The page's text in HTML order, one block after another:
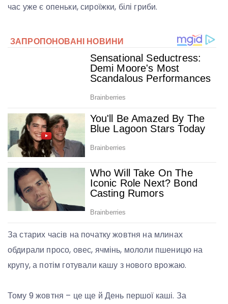
час уже є опеньки, сироїжки, білі гриби.
За старих часів на початку жовтня на млинах
обдирали просо, овес, ячмінь, мололи пшеницю на
крупу, а потім готували кашу з нового врожаю.
Тому 9 жовтня – це ще й День першої каші. За